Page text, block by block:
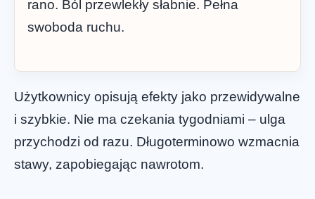
rano. Ból przewlekły słabnie. Pełna
swoboda ruchu.
Użytkownicy opisują efekty jako przewidywalne
i szybkie. Nie ma czekania tygodniami – ulga
przychodzi od razu. Długoterminowo wzmacnia
stawy, zapobiegając nawrotom.